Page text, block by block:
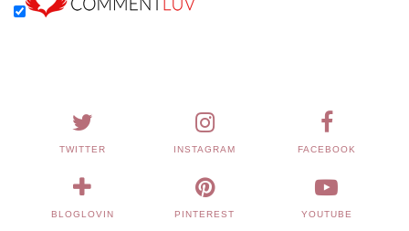
TWITTER INSTAGRAM FACEBOOK
BLOGLOVIN PINTEREST YOUTUBE